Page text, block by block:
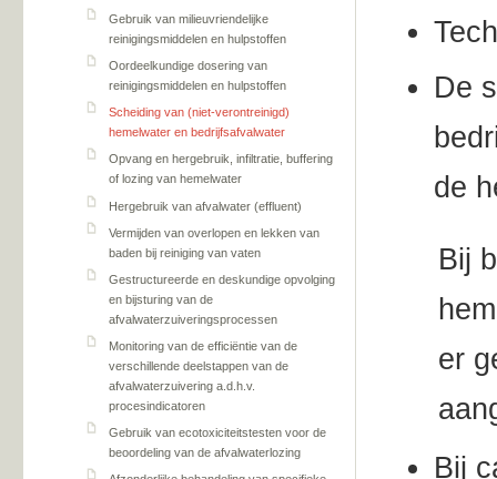
Gebruik van milieuvriendelijke
reinigingsmiddelen en hulpstoffen
Oordeelkundige dosering van
reinigingsmiddelen en hulpstoffen
Scheiding van (niet-verontreinigd)
hemelwater en bedrijfsafvalwater
Opvang en hergebruik, infiltratie, buffering
of lozing van hemelwater
Hergebruik van afvalwater (effluent)
Vermijden van overlopen en lekken van
baden bij reiniging van vaten
Gestructureerde en deskundige opvolging
en bijsturing van de
afvalwaterzuiveringsprocessen
Monitoring van de efficiëntie van de
verschillende deelstappen van de
afvalwaterzuivering a.d.h.v.
procesindicatoren
Gebruik van ecotoxiciteitstesten voor de
beoordeling van de afvalwaterlozing
De
de
Bij
er
Bij